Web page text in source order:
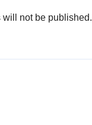
not be published.